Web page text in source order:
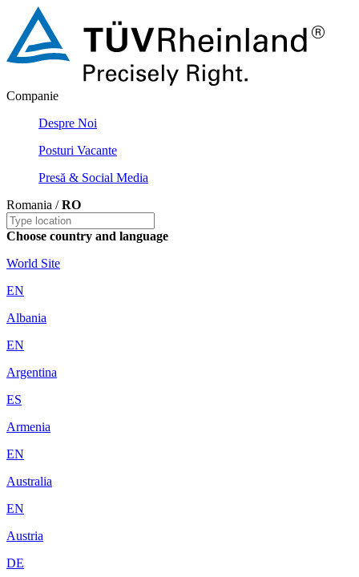
Companie
Despre Noi
Posturi Vacante
Presă & Social Media
Romania /RO
Choose country and language
World Site
EN
Albania
EN
Argentina
ES
Armenia
EN
Australia
EN
Austria
DE